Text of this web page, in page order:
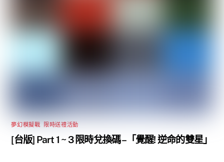
夢幻模擬戰 限時送禮活動
[台版] Part 1 ~ 3 限時兌換碼 –「覺醒! 逆命的雙星」